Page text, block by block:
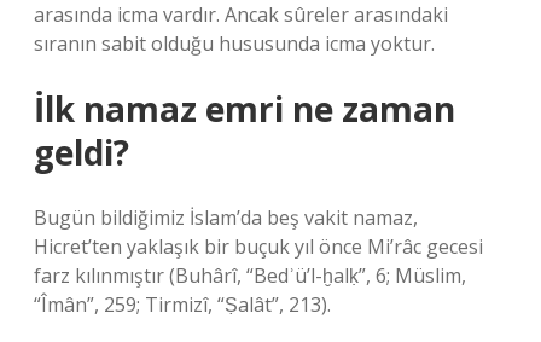
arasında icma vardır. Ancak sûreler arasındaki
sıranın sabit olduğu hususunda icma yoktur.
İlk namaz emri ne zaman
geldi?
Bugün bildiğimiz İslam’da beş vakit namaz,
Hicret’ten yaklaşık bir buçuk yıl önce Mi’râc gecesi
farz kılınmıştır (Buhârî, “Bedʾü’l-ḫalḳ”, 6; Müslim,
“Îmân”, 259; Tirmizî, “Ṣalât”, 213).